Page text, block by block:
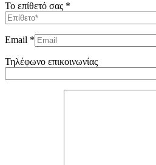
Το επίθετό σας *
Email *
Τηλέφωνο επικοινωνίας